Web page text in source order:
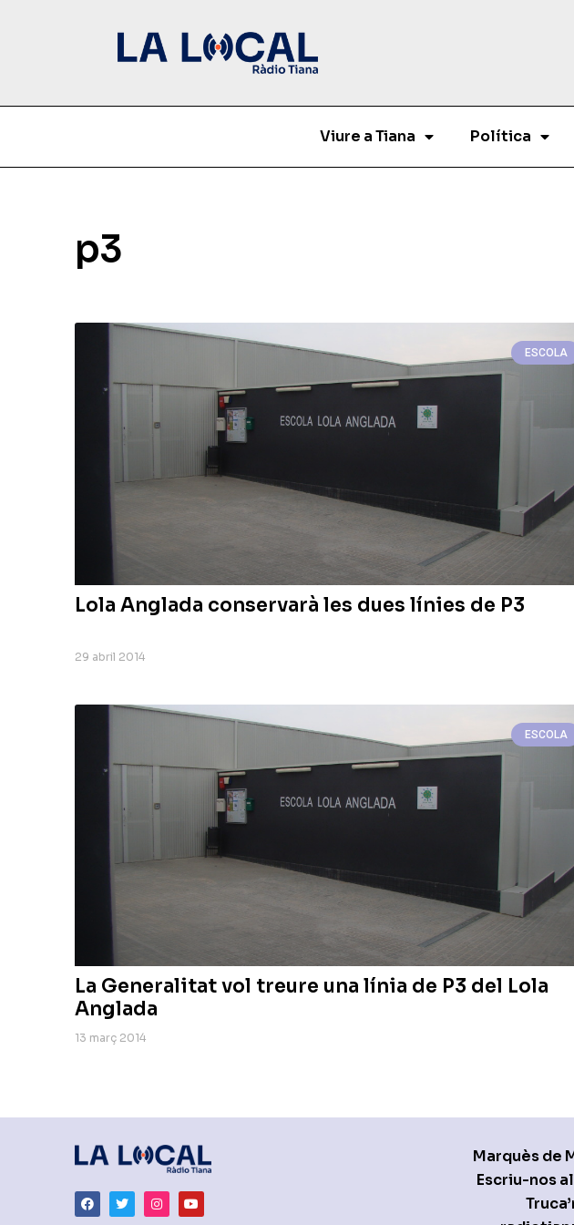
Viure a Tiana Política
p3
ESCOLA
Lola Anglada conservarà les dues línies de P3
29 abril 2014
ESCOLA
La Generalitat vol treure una línia de P3 del Lola
Anglada
13 març 2014
Marquès de
Escriu-nos